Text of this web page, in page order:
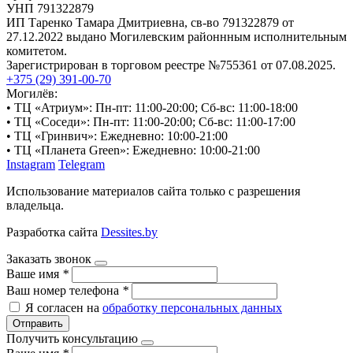
УНП 791322879
ИП Таренко Тамара Дмитриевна, св-во 791322879 от
27.12.2022 выдано Могилевским районнным исполнительным
комитетом.
Зарегистрирован в торговом реестре №755361 от 07.08.2025.
+375 (29) 391-00-70
Могилёв:
• ТЦ «Атриум»: Пн-пт: 11:00-20:00; Сб-вс: 11:00-18:00
• ТЦ «Соседи»: Пн-пт: 11:00-20:00; Сб-вс: 11:00-17:00
• ТЦ «Гринвич»: Ежедневно: 10:00-21:00
• ТЦ «Планета Green»: Ежедневно: 10:00-21:00
Instagram Telegram
Использование материалов сайта только с разрешения
владельца.
Разработка сайта Dessites.by
Заказать звонок
Ваше имя *
Ваш номер телефона *
Я согласен на обработку персональных данных
Отправить
Получить консультацию